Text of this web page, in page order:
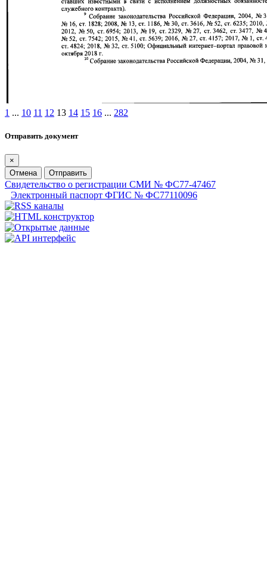
1 ... 10 11 12 13 14 15 16 ... 282
Отправить документ
×
Отмена
Отправить
Свидетельство о регистрации СМИ № ФС77-47467
Электронный паспорт ФГИС № ФС77110096